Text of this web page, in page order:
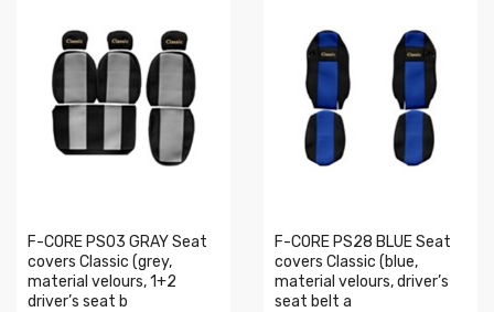
F-CORE PS03 GRAY Seat
covers Classic (grey,
material velours, 1+2
driver’s seat b
F-CORE PS28 BLUE Seat
covers Classic (blue,
material velours, driver’s
seat belt a